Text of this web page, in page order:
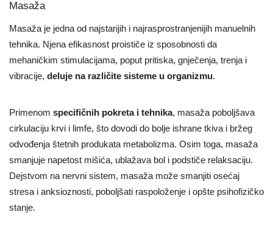
Masaža
Masaža je jedna od najstarijih i najrasprostranjenijih manuelnih
tehnika. Njena efikasnost proističe iz sposobnosti da
mehaničkim stimulacijama, poput pritiska, gnječenja, trenja i
vibracije, deluje na različite sisteme u organizmu.
Primenom specifičnih pokreta i tehnika, masaža poboljšava
cirkulaciju krvi i limfe, što dovodi do bolje ishrane tkiva i bržeg
odvođenja štetnih produkata metabolizma. Osim toga, masaža
smanjuje napetost mišića, ublažava bol i podstiče relaksaciju.
Dejstvom na nervni sistem, masaža može smanjiti osećaj
stresa i anksioznosti, poboljšati raspoloženje i opšte psihofizičko
stanje.